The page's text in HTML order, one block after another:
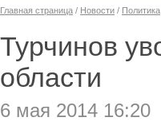
Главная страница / Новости / Политика
Турчинов
области
6 мая 2014 16:20